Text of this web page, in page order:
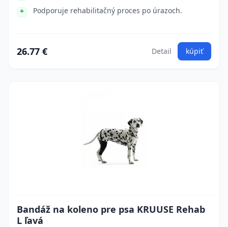
Podporuje rehabilitačný proces po úrazoch.
26.77 € Detail kúpiť
Bandáž na koleno pre psa KRUUSE Rehab
L ľavá